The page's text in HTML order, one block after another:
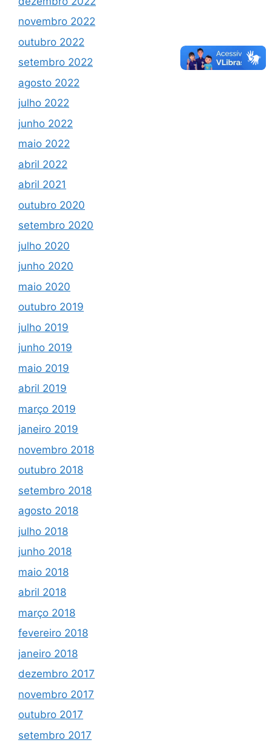
novembro 2022
outubro 2022
setembro 2022
agosto 2022
julho 2022
junho 2022
maio 2022
abril 2022
abril 2021
outubro 2020
setembro 2020
julho 2020
junho 2020
maio 2020
outubro 2019
julho 2019
junho 2019
maio 2019
abril 2019
março 2019
janeiro 2019
novembro 2018
outubro 2018
setembro 2018
agosto 2018
julho 2018
junho 2018
maio 2018
abril 2018
março 2018
fevereiro 2018
janeiro 2018
dezembro 2017
novembro 2017
outubro 2017
setembro 2017